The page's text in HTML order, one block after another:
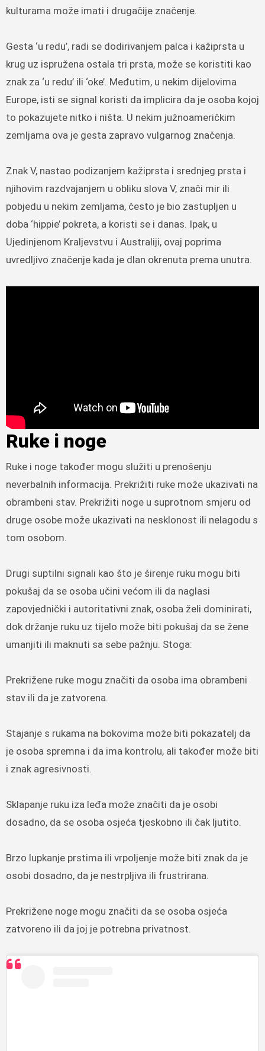
kulturama može imati i drugačije značenje.
Gesta ‘u redu’, radi se dodirivanjem palca i kažiprsta u
krug uz ispružena ostala tri prsta, može se koristiti kao
znak za ‘u redu’ ili ‘oke’. Međutim, u nekim dijelovima
Europe, isti se signal koristi da implicira da je osoba kojoj
to pokazujete nitko i ništa. U nekim južnoameričkim
zemljama ova je gesta zapravo vulgarnog značenja.
Znak V, nastao podizanjem kažiprsta i srednjeg prsta i
njihovim razdvajanjem u obliku slova V, znači mir ili
pobjedu u nekim zemljama, često je bio zastupljen u
doba ‘hippie’ pokreta, a koristi se i danas. Ipak, u
Ujedinjenom Kraljevstvu i Australiji, ovaj poprima
uvredljivo značenje kada je dlan okrenuta prema unutra.
Ruke i noge
Ruke i noge također mogu služiti u prenošenju
neverbalnih informacija. Prekrižiti ruke može ukazivati ​​na
obrambeni stav. Prekrižiti noge u suprotnom smjeru od
druge osobe može ukazivati ​​na nesklonost ili nelagodu s
tom osobom.
Drugi suptilni signali kao što je širenje ruku mogu biti
pokušaj da se osoba učini većom ili da naglasi
zapovjednički i autoritativni znak, osoba želi dominirati,
dok držanje ruku uz tijelo može biti pokušaj da se žene
umanjiti ili maknuti sa sebe pažnju. Stoga:
Prekrižene ruke mogu značiti da osoba ima obrambeni
stav ili da je zatvorena.
Stajanje s rukama na bokovima može biti pokazatelj da
je osoba spremna i da ima kontrolu, ali također može biti
i znak agresivnosti.
Sklapanje ruku iza leđa može značiti da je osobi
dosadno, da se osoba osjeća tjeskobno ili čak ljutito.
Brzo lupkanje prstima ili vrpoljenje može biti znak da je
osobi dosadno, da je nestrpljiva ili frustrirana.
Prekrižene noge mogu značiti da se osoba osjeća
zatvoreno ili da joj je potrebna privatnost.